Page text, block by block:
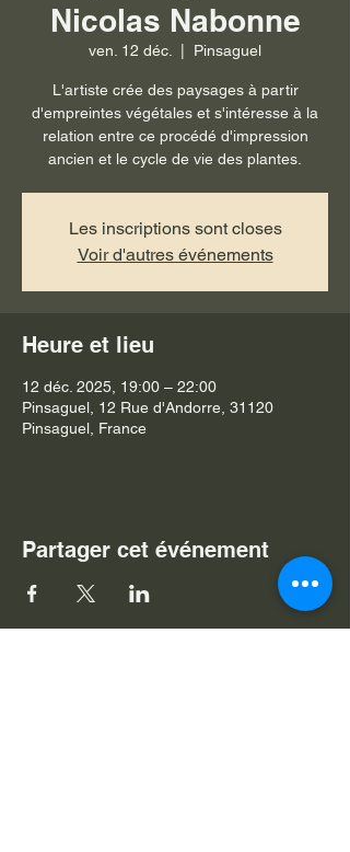
Nicolas Nabonne
ven. 12 déc. Pinsaguel
L'artiste crée des paysages à partir
d'empreintes végétales et s'intéresse à la
relation entre ce procédé d'impression
ancien et le cycle de vie des plantes.
Les inscriptions sont closes
Voir d'autres événements
Heure et lieu
12 déc. 2025, 19:00 – 22:00
Pinsaguel, 12 Rue d'Andorre, 31120
Pinsaguel, France
Partager cet événement